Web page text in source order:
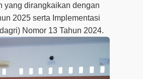
yang dirangkaikan dengan
2025 serta Implementasi
Nomor 13 Tahun 2024.